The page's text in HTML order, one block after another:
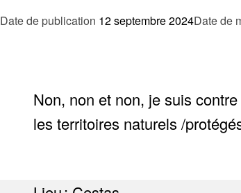
Date de publication 12 septembre 2024Date de
Non, non et non, je suis
les territoires naturels /